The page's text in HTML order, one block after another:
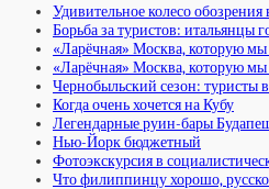
Удивительное колесо обозрения
Борьба за туристов: итальянцы
«Ларёчная» Москва, которую мы
«Ларёчная» Москва, которую мы
Чернобыльский сезон: туристы
Когда очень хочется на Кубу
Легендарные руин-бары
Нью-Йорк бюджетный
Фотоэкскурсия в
Что филиппинцу хорошо,